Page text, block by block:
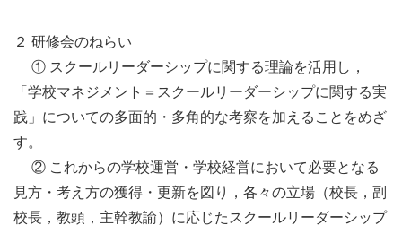
２ 研修会のねらい
① スクールリーダーシップに関する理論を活用し，
「学校マネジメント＝スクールリーダーシップに関する実
践」についての多面的・多角的な考察を加えることをめざ
す。
② これからの学校運営・学校経営において必要となる
見方・考え方の獲得・更新を図り，各々の立場（校長，副
校長，教頭，主幹教諭）に応じたスクールリーダーシップ